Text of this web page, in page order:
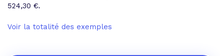
524,30 €.
Voir la totalité des exemples